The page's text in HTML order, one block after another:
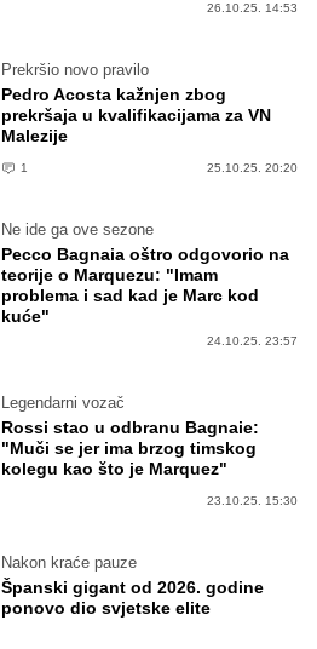
26.10.25. 14:53
Prekršio novo pravilo
Pedro Acosta kažnjen zbog
prekršaja u kvalifikacijama za VN
Malezije
1 25.10.25. 20:20
Ne ide ga ove sezone
Pecco Bagnaia oštro odgovorio na
teorije o Marquezu: "Imam
problema i sad kad je Marc kod
kuće"
24.10.25. 23:57
Legendarni vozač
Rossi stao u odbranu Bagnaie:
"Muči se jer ima brzog timskog
kolegu kao što je Marquez"
23.10.25. 15:30
Nakon kraće pauze
Španski gigant od 2026. godine
ponovo dio svjetske elite